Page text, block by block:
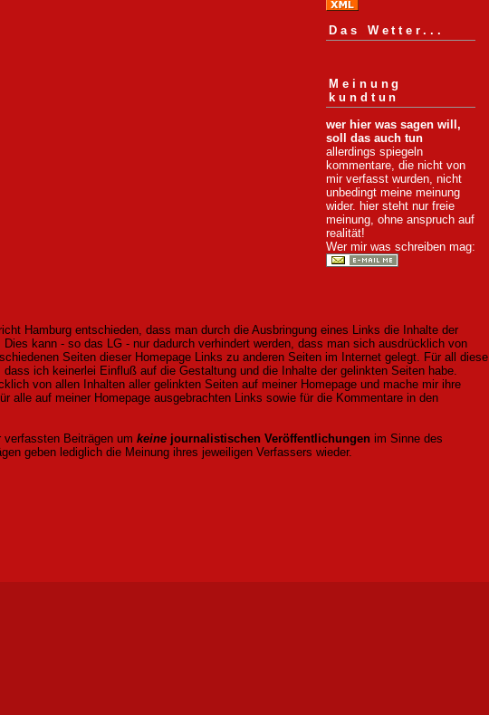
Das Wetter...
Meinung
kundtun
wer hier was sagen will,
soll das auch tun
allerdings spiegeln
kommentare, die nicht von
mir verfasst wurden, nicht
unbedingt meine meinung
wider. hier steht nur freie
meinung, ohne anspruch auf
realität!
Wer mir was schreiben mag:
Hamburg entschieden, dass man durch die Ausbringung eines Links die Inhalte der
kann - so das LG - nur dadurch verhindert werden, dass man sich ausdrücklich von
Seiten dieser Homepage Links zu anderen Seiten im Internet gelegt. Für all diese
ich keinerlei Einfluß auf die Gestaltung und die Inhalte der gelinkten Seiten habe.
von allen Inhalten aller gelinkten Seiten auf meiner Homepage und mache mir ihre
alle auf meiner Homepage ausgebrachten Links sowie für die Kommentare in den
Beiträgen um keine journalistischen Veröffentlichungen im Sinne des
geben lediglich die Meinung ihres jeweiligen Verfassers wieder.